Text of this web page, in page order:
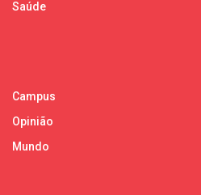
Saúde
Campus
Opinião
Mundo